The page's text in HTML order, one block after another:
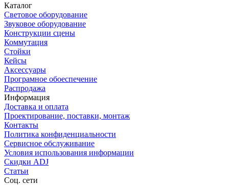
Каталог
Световое оборудование
Звуковое оборудование
Конструкции сцены
Коммутация
Стойки
Кейсы
Аксессуары
Програмное обоеспечение
Распродажа
Информация
Доставка и оплата
Проектирование, поставки, монтаж
Контакты
Политика конфиденциальности
Сервисное обслуживание
Условия использования информации
Скидки ADJ
Статьи
Соц. сети